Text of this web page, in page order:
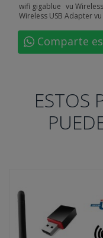
wifi gigablue vu
Wireless USB Adapter vu
Comparte
ESTOS